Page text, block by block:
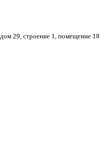
29, строение 1, помещение 18